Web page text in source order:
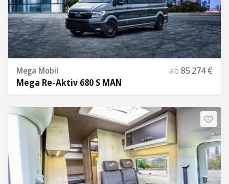
Mega Mobil ab 85.274 €
Mega Re-Aktiv 680 S MAN